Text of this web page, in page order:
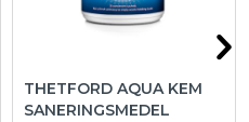
THETFORD AQUA KEM
SANERINGSMEDEL